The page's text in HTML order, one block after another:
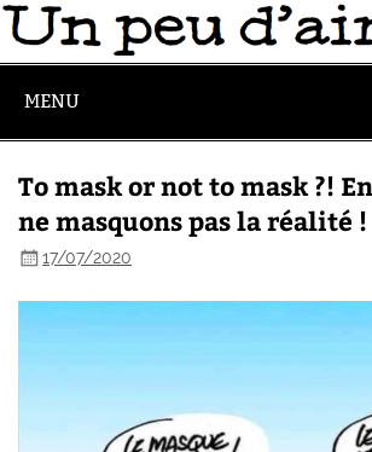
MENU
To mask or not to mask ?!
ne masquons pas la réalité !
17/07/2020